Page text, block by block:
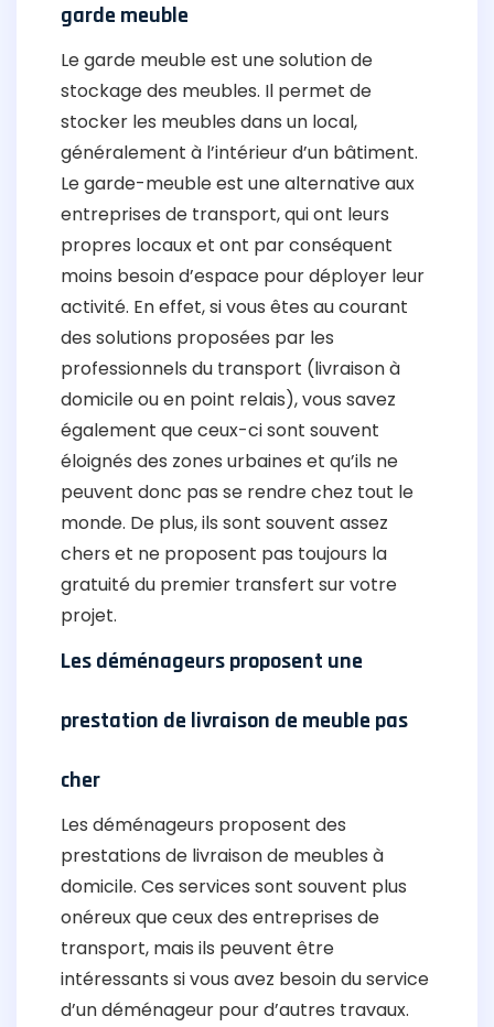
garde meuble
Le garde meuble est une solution de
stockage des meubles. Il permet de
stocker les meubles dans un local,
généralement à l’intérieur d’un bâtiment.
Le garde-meuble est une alternative aux
entreprises de transport, qui ont leurs
propres locaux et ont par conséquent
moins besoin d’espace pour déployer leur
activité. En effet, si vous êtes au courant
des solutions proposées par les
professionnels du transport (livraison à
domicile ou en point relais), vous savez
également que ceux-ci sont souvent
éloignés des zones urbaines et qu’ils ne
peuvent donc pas se rendre chez tout le
monde. De plus, ils sont souvent assez
chers et ne proposent pas toujours la
gratuité du premier transfert sur votre
projet.
Les déménageurs proposent une
prestation de livraison de meuble pas
cher
Les déménageurs proposent des
prestations de livraison de meubles à
domicile. Ces services sont souvent plus
onéreux que ceux des entreprises de
transport, mais ils peuvent être
intéressants si vous avez besoin du service
d’un déménageur pour d’autres travaux.